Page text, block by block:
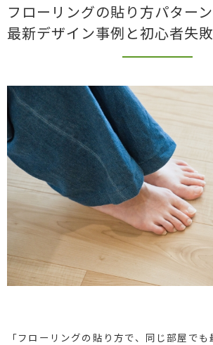
フローリングの貼り方パター
最新デザイン事例と初心者失
「フローリングの貼り方で、同じ部屋で